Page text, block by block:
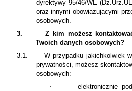
dyrektywy 95/46/WE
oraz innymi obowiązującymi
osobowych.
3.
Z kim możesz
Twoich danych osobowych?
3.1.
W przypadku jakichkolwiek
prywatności, możesz
osobowych:
·
elektronicznie